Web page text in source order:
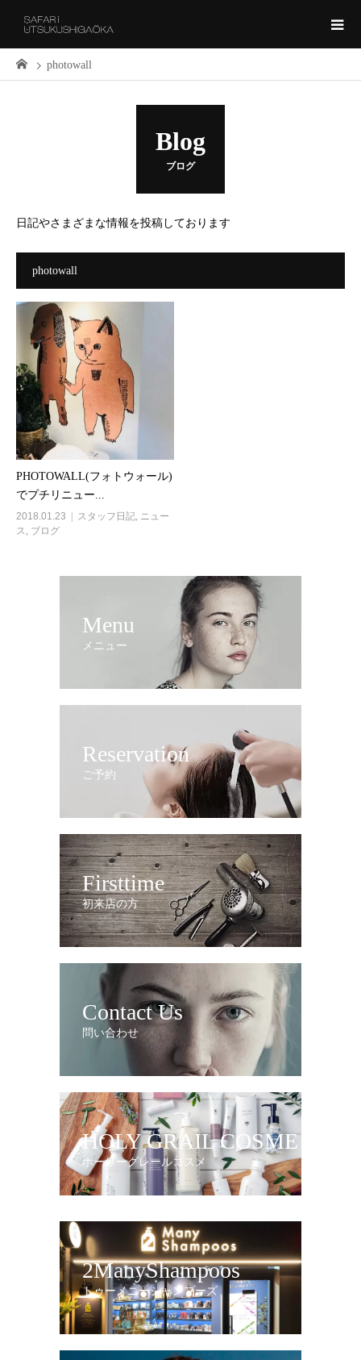
photowall
Blog
ブログ
日記やさまざまな情報を投稿しております
photowall
PHOTOWALL(フォトウォール)
でプチリニュー...
2018.01.23 スタッフ日記, ニュー
ス, ブログ
Menu
メニュー
Reservation
ご予約
Firsttime
初来店の方
Contact Us
問い合わせ
HOLY GRAIL COSME
ホーリーグレールコスメ
2ManyShampoos
トゥーメニーシャンプーズ